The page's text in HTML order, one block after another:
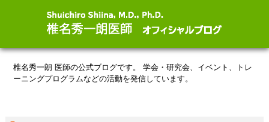
椎名秀一朗 医師の公式ブログです。
学会・研究会、イベント、トレ
ーニングプログラムなどの活動を発信しています。